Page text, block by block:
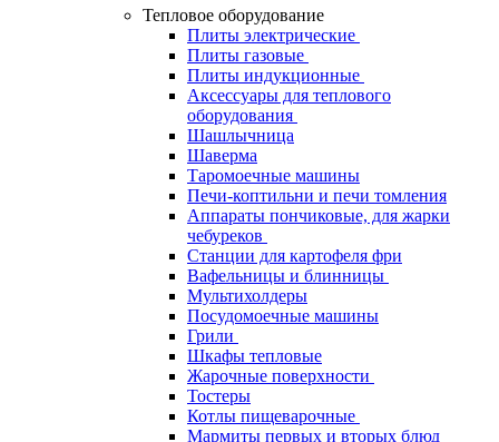
Тепловое оборудование
Плиты электрические
Плиты газовые
Плиты индукционные
Аксессуары для теплового
оборудования
Шашлычница
Шаверма
Таромоечные машины
Печи-коптильни и печи томления
Аппараты пончиковые, для жарки
чебуреков
Станции для картофеля фри
Вафельницы и блинницы
Мультихолдеры
Посудомоечные машины
Грили
Шкафы тепловые
Жарочные поверхности
Тостеры
Котлы пищеварочные
Мармиты первых и вторых блюд